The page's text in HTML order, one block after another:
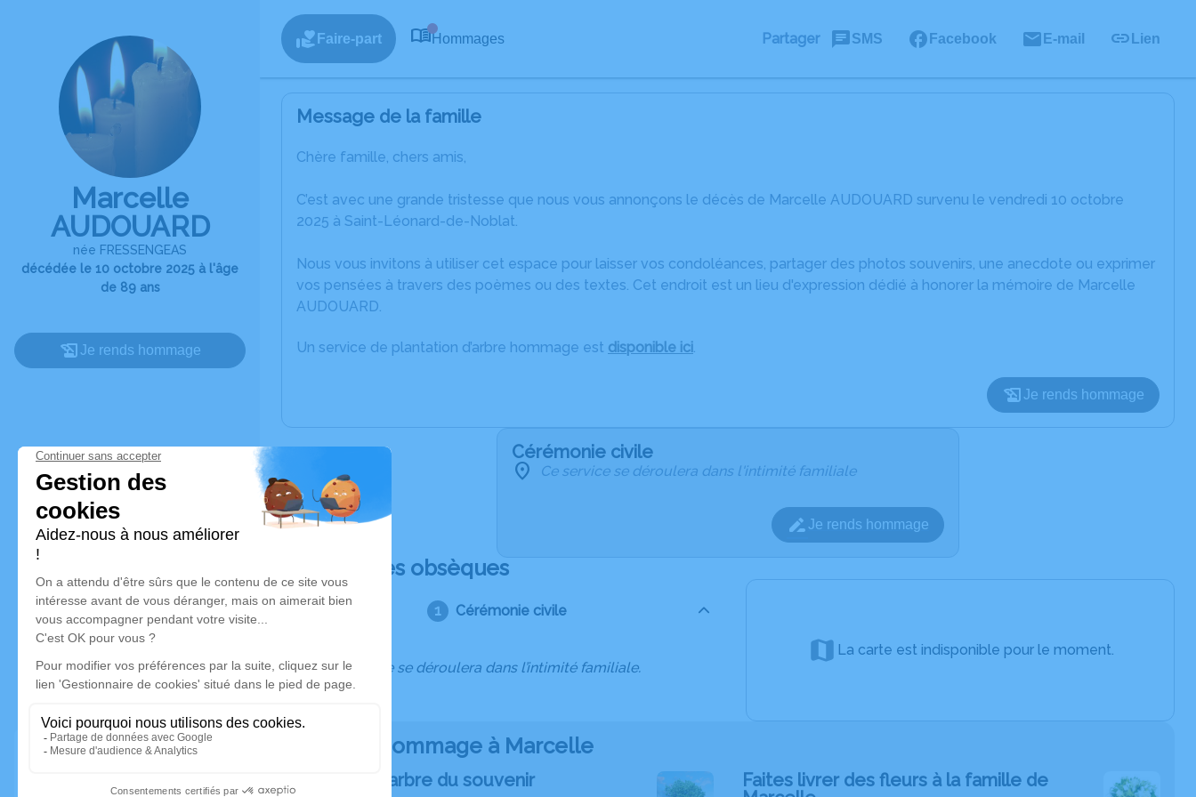
Marcelle
AUDOUARD
née FRESSENGEAS
décédée le 10 octobre 2025 à l'âge
de 89 ans
Je rends hommage
Faire-part Hommages Partager SMS Facebook E-mail Lien
Message de la famille
Chère famille, chers amis,
C’est avec une grande tristesse que nous vous annonçons le décès de Marcelle AUDOUARD survenu le vendredi 10 octobre
2025 à Saint-Léonard-de-Noblat.
Nous vous invitons à utiliser cet espace pour laisser vos condoléances, partager des photos souvenirs, une anecdote ou exprimer
vos pensées à travers des poèmes ou des textes. Cet endroit est un lieu d'expression dédié à honorer la mémoire de Marcelle
AUDOUARD.
Un service de plantation d’arbre hommage est disponible ici.
Je rends hommage
Cérémonie civile
Ce service se déroulera dans l'intimité familiale
Je rends hommage
Déroulé des obsèques
Cérémonie civile
Ce service se déroulera dans l’intimité familiale.
La carte est indisponible pour le moment.
Rendez hommage à Marcelle
Plantez un arbre du souvenir
Faites livrer des fleurs à la famille de